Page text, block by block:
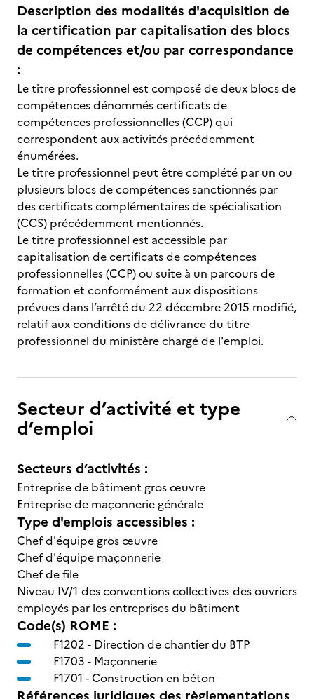
Description des modalités d'acquisition de
la certification par capitalisation des blocs
de compétences et/ou par correspondance
:
Le titre professionnel est composé de deux blocs de
compétences dénommés certificats de
compétences professionnelles (CCP) qui
correspondent aux activités précédemment
énumérées.
Le titre professionnel peut être complété par un ou
plusieurs blocs de compétences sanctionnés par
des certificats complémentaires de spécialisation
(CCS) précédemment mentionnés.
Le titre professionnel est accessible par
capitalisation de certificats de compétences
professionnelles (CCP) ou suite à un parcours de
formation et conformément aux dispositions
prévues dans l’arrêté du 22 décembre 2015 modifié,
relatif aux conditions de délivrance du titre
professionnel du ministère chargé de l'emploi.
Secteur d’activité et type
d’emploi
Secteurs d’activités :
Entreprise de bâtiment gros œuvre
Entreprise de maçonnerie générale
Type d'emplois accessibles :
Chef d'équipe gros œuvre
Chef d'équipe maçonnerie
Chef de file
Niveau IV/1 des conventions collectives des ouvriers
employés par les entreprises du bâtiment
Code(s) ROME :
F1202 - Direction de chantier du BTP
F1703 - Maçonnerie
F1701 -Construction en béton